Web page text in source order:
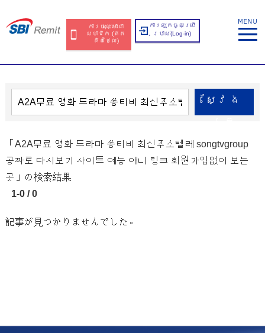
ការចុះឈ្មោះជា
សមាជិក​​ (ឥត​
គិត​ថ្លៃ​)
ការឡុកចូលប្រើ
ប្រាស់​(Log-in)
ស្វែង​
「A2A무료 영화 드라마 쏭티비 최신주소텔레 songtvgroup
공짜로 다시보기 사이트 예능 애니 링크 회원가입없이 보는
곳」の検索結果
1-0 / 0
記事が見つかりませんでした。